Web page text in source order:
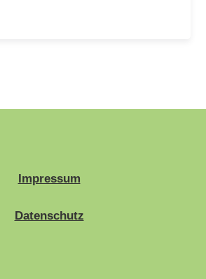
Impressum
Datenschutz